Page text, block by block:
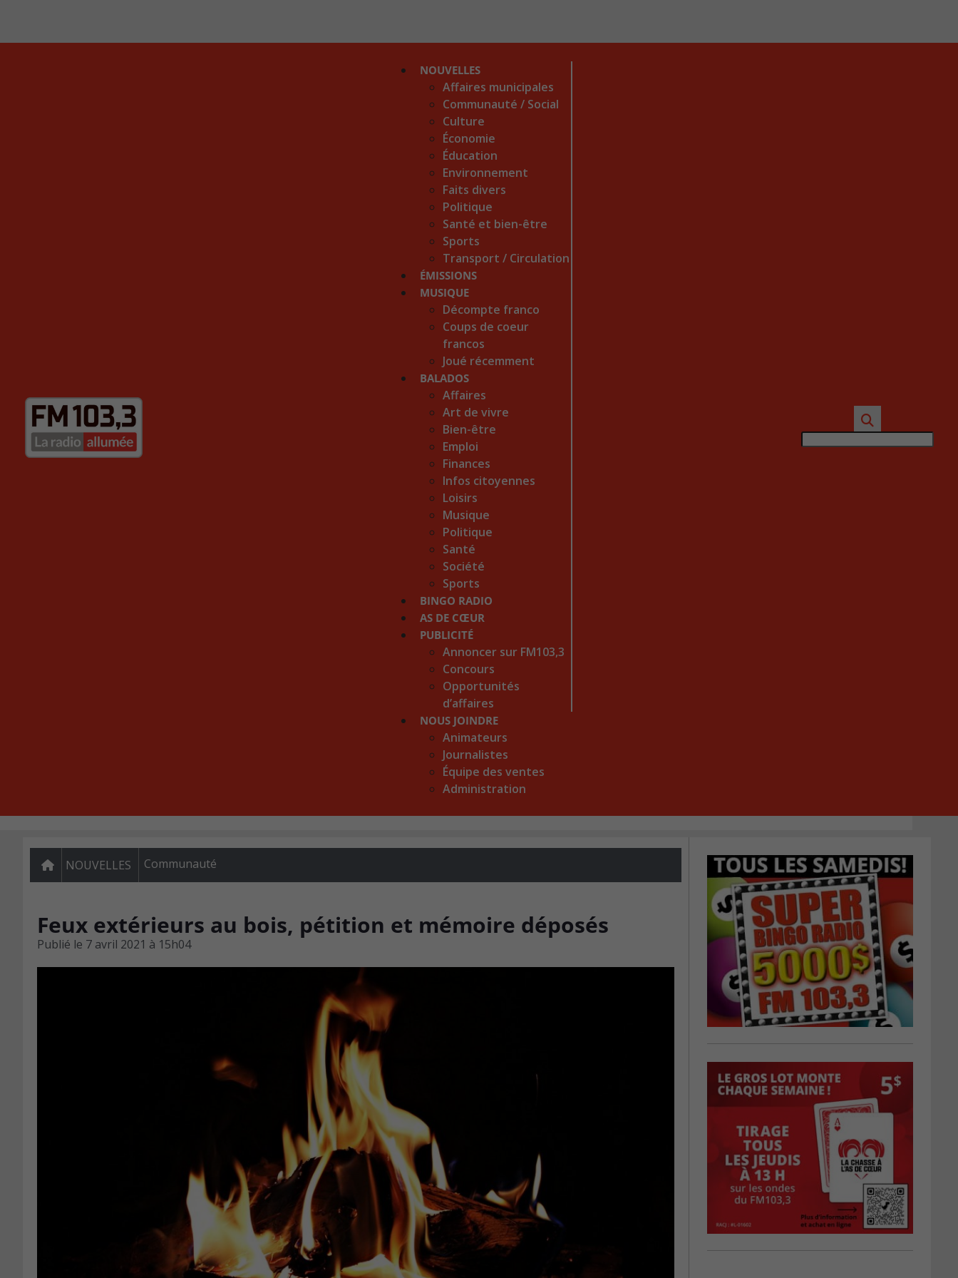
NOUVELLES
Affaires municipales
Communauté / Social
Culture
Économie
Éducation
Environnement
Faits divers
Politique
Santé et bien-être
Sports
Transport / Circulation
ÉMISSIONS
MUSIQUE
Décompte franco
Coups de coeur
francos
Joué récemment
BALADOS
Affaires
Art de vivre
Bien-être
Emploi
Finances
Infos citoyennes
Loisirs
Musique
Politique
Santé
Société
Sports
BINGO RADIO
AS DE CŒUR
PUBLICITÉ
Annoncer sur FM103,3
Concours
Opportunités
d’affaires
NOUS JOINDRE
Animateurs
Journalistes
Équipe des ventes
Administration
NOUVELLES Communauté
Feux extérieurs au bois, pétition et mémoire déposés
Publié le 7 avril 2021 à 15h04